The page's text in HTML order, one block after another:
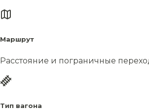
Маршрут
Расстояние и пограничные
Тип вагона